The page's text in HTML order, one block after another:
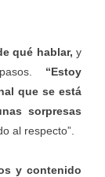
qué hablar, y
“Estoy
que se está
sorpresas
al respecto”.
y contenido